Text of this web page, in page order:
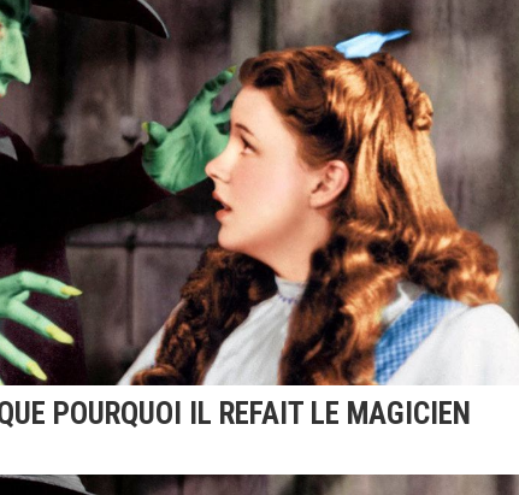
POURQUOI IL REFAIT LE MAGICIEN